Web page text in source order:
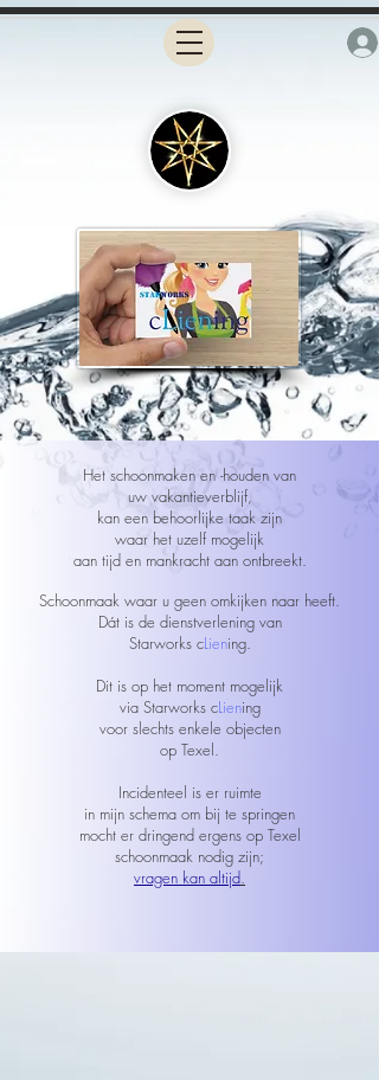
Het schoonmaken en -houden van
uw vakantieverblijf,
kan een behoorlijke taak zijn
waar het uzelf mogelijk
aan tijd en mankracht aan ontbreekt.
Schoonmaak waar u geen omkijken naar heeft.
Dát is de dienstverlening van
Starworks cLiening.
Dit is op het moment mogelijk
via Starworks cLiening
voor slechts enkele objecten
op Texel.
Incidenteel is er ruimte
in mijn schema om bij te springen
mocht er dringend ergens op Texel
schoonmaak nodig zijn;
vragen kan altijd.